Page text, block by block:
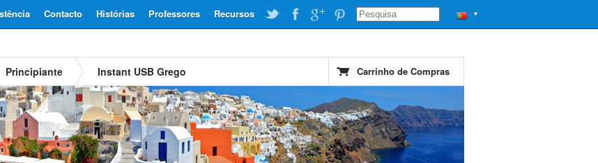
▼
Recursos
Professores
Histórias
Contacto
Principiante Instant USB Grego Carrinho de Compras